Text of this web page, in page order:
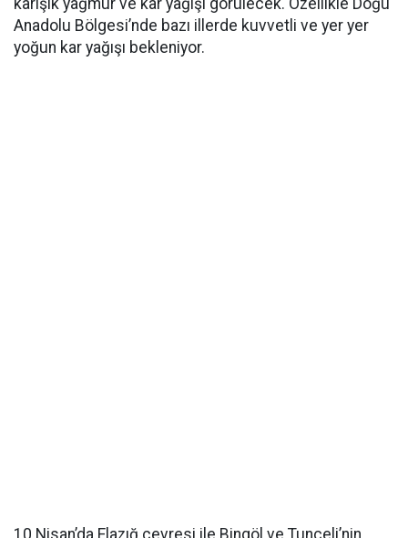
Anadolu Bölgesi’nde bazı illerde kuvvetli ve yer yer
yoğun kar yağışı bekleniyor.
10 Nisan’da Elazığ çevresi ile Bingöl ve Tunceli’nin